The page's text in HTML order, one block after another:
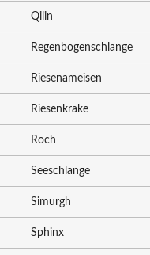
Qilin
Regenbogenschlange
Riesenameisen
Riesenkrake
Roch
Seeschlange
Simurgh
Sphinx